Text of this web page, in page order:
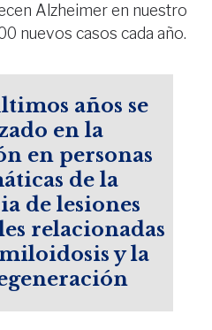
Alzheimer en nuestro
nuevos casos cada año.
años se
en la
en personas
de la
de lesiones
relacionadas
y la